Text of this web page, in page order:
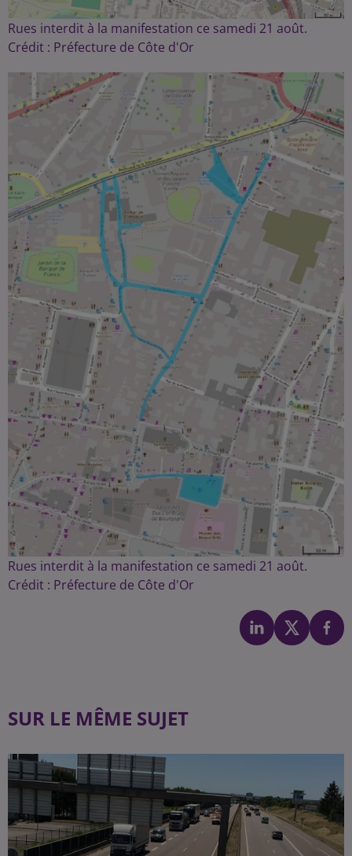
Rues interdit à la manifestation ce samedi 21 août.
Crédit : Préfecture de Côte d'Or
Rues interdit à la manifestation ce samedi 21 août.
Crédit : Préfecture de Côte d'Or
SUR LE MÊME SUJET